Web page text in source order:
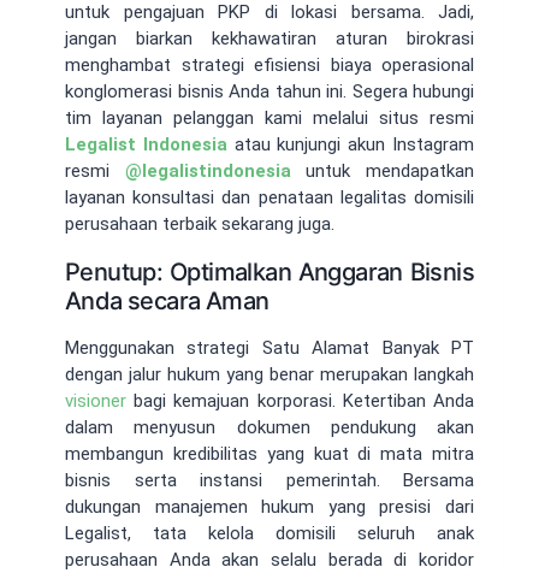
untuk pengajuan PKP di lokasi bersama. Jadi,
jangan biarkan kekhawatiran aturan birokrasi
menghambat strategi efisiensi biaya operasional
konglomerasi bisnis Anda tahun ini. Segera hubungi
tim layanan pelanggan kami melalui situs resmi
Legalist Indonesiaatau kunjungi akun Instagram
resmi @legalistindonesiauntuk mendapatkan
layanan konsultasi dan penataan legalitas domisili
perusahaan terbaik sekarang juga.
Penutup: Optimalkan Anggaran Bisnis
Anda secara Aman
Menggunakan strategi Satu Alamat Banyak PT
dengan jalur hukum yang benar merupakan langkah
visioner bagi kemajuan korporasi. Ketertiban Anda
dalam menyusun dokumen pendukung akan
membangun kredibilitas yang kuat di mata mitra
bisnis serta instansi pemerintah. Bersama
dukungan manajemen hukum yang presisi dari
Legalist, tata kelola domisili seluruh anak
perusahaan Anda akan selalu berada di koridor